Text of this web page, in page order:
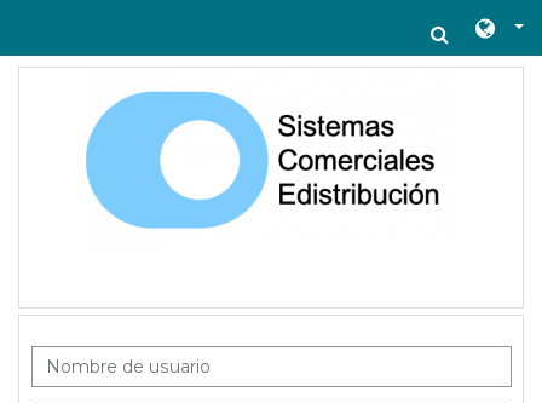
Nombre de usuario